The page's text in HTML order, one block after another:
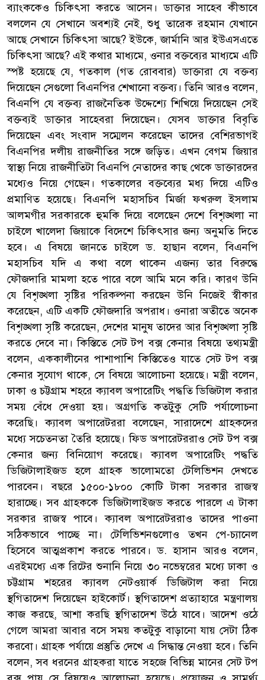
ব্যাংককেও চিকিৎসা করতে আসেন। ডাক্তার সাহেব কীভাবে
বললেন যে সেখানে অবশ্যই নেই, শুধু তারেক রহমান যেখানে
আছে সেখানে চিকিৎসা আছে? ইউকে, জার্মানি আর ইউএসএতে
চিকিৎসা আছে? এই কথার মাধ্যমে, ওনার বক্তব্যের মাধ্যমে এটি
স্পষ্ট হয়েছে যে, গতকাল (গত রোববার) ডাক্তারা যে বক্তব্য
দিয়েছেন সেগুলো বিএনপির শেখানো বক্তব্য। তিনি আরও বলেন,
বিএনপি যে বক্তব্য রাজনৈতিক উদ্দেশ্যে শিখিয়ে দিয়েছেন সেই
বক্তব্যই ডাক্তার সাহেবরা দিয়েছেন। যেসব ডাক্তার বিবৃতি
দিয়েছেন এবং সংবাদ সম্মেলন করেছেন তাদের বেশিরভাগই
বিএনপির দলীয় রাজনীতির সঙ্গে জড়িত। এখন বেগম জিয়ার
স্বাস্থ্য নিয়ে রাজনীতিটা বিএনপি নেতাদের কাছ থেকে ডাক্তারদের
মধ্যেও নিয়ে গেছেন। গতকালের বক্তব্যের মধ্য দিয়ে এটিও
প্রমাণিত হয়েছে। বিএনপি মহাসচিব মির্জা ফখরুল ইসলাম
আলমগীর সরকারকে হুমকি দিয়ে বলেছেন দেশে বিশৃঙ্খলা না
চাইলে খালেদা জিয়াকে বিদেশে চিকিৎসার জন্য অনুমতি দিতে
হবে। এ বিষয়ে জানতে চাইলে ড. হাছান বলেন, বিএনপি
মহাসচিব যদি এ কথা বলে থাকেন এজন্য তার বিরুদ্ধে
ফৌজদারি মামলা হতে পারে বলে আমি মনে করি। কারণ উনি
যে বিশৃঙ্খলা সৃষ্টির পরিকল্পনা করছেন উনি নিজেই স্বীকার
করেছেন, এটি একটি ফৌজদারি অপরাধ। ওনারা অতীতে অনেক
বিশৃঙ্খলা সৃষ্টি করেছেন, দেশের মানুষ তাদের আর বিশৃঙ্খলা সৃষ্টি
করতে দেবে না। কিস্তিতে সেট টপ বক্স কেনার বিষয়ে তথ্যমন্ত্রী
বলেন, এককালীনের পাশাপাশি কিস্তিতেও যাতে সেট টপ বক্স
কেনার সুযোগ থাকে, সে বিষয়ে আলোচনা হয়েছে। মন্ত্রী বলেন,
ঢাকা ও চট্টগ্রাম শহরে ক্যাবল অপারেটিং পদ্ধতি ডিজিটাল করার
সময় বেঁধে দেওয়া হয়। অগ্রগতি কতটুকু সেটি পর্যালোচনা
করেছি। ক্যাবল অপারেটররা বলেছেন, সারাদেশে গ্রাহকদের
মধ্যে সচেতনতা তৈরি হয়েছে। ফিড অপারেটররাও সেট টপ বক্স
কেনার জন্য বিনিয়োগ করেছে। ক্যাবল অপারেটিং পদ্ধতি
ডিজিটালাইজড হলে গ্রাহক ভালোমতো টেলিভিশন দেখতে
পারবেন। বছরে ১৫০০-১৮০০ কোটি টাকা সরকার রাজস্ব
হারাচ্ছে। সব গ্রাহককে ডিজিটালাইজড করতে পারলে এ টাকা
সরকার রাজস্ব পাবে। ক্যাবল অপারেটররাও তাদের পাওনা
সঠিকভাবে পাচ্ছে না। টেলিভিশনগুলোও তখন পে-চ্যানেল
হিসেবে আত্মপ্রকাশ করতে পারবে। ড. হাসান আরও বলেন,
এরইমধ্যে এক রিটের শুনানি নিয়ে ৩০ নভেম্বরের মধ্যে ঢাকা ও
চট্টগ্রাম শহরের ক্যাবল নেটওয়ার্ক ডিজিটাল করা নিয়ে
স্থগিতাদেশ দিয়েছেন হাইকোর্ট। স্থগিতাদেশ প্রত্যাহারে মন্ত্রণালয়
কাজ করছে, আশা করছি স্থগিতাদেশ উঠে যাবে। আদেশ ওঠে
গেলে আমরা আবার বসে সময় কতটুকু বাড়ানো যায় সেটা ঠিক
করবো। গ্রাহক পর্যায়ে প্রস্তুতি দেখে এ সিদ্ধান্ত নেওয়া হবে। তিনি
বলেন, সব ধরনের গ্রাহকরা যাতে সহজে বিভিন্ন মানের সেট টপ